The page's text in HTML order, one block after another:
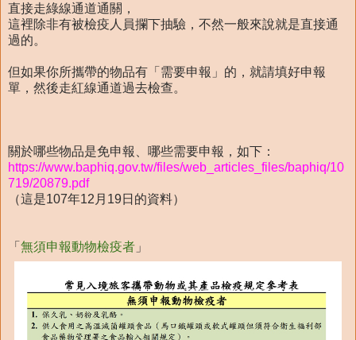
直接走綠線通道通關，
這裡除非有被檢疫人員攔下抽驗，不然一般來說就是直接通
過的。
但如果你所攜帶的物品有「需要申報」的，就請填好申報
單，然後走紅線通道過去檢查。
關於哪些物品是免申報、哪些需要申報，如下：
https://www.baphiq.gov.tw/files/web_articles_files/baphiq/10
719/20879.pdf
（這是107年12月19日的資料）
「 無須申報動物檢疫者 」